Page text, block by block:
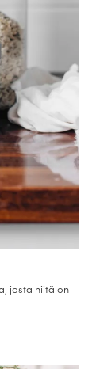
josta niitä on